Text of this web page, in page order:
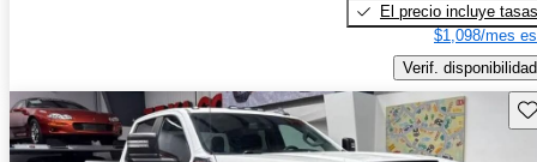
El precio incluye tasas
$1,098/mes
Verif. disponibilidad